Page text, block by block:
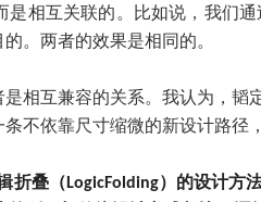
相互关联的。比如说，我们
。两者的效果是相同的。
相互兼容的关系。我认为，
不依靠尺寸缩微的新设计路径
折叠（LogicFolding）的设计